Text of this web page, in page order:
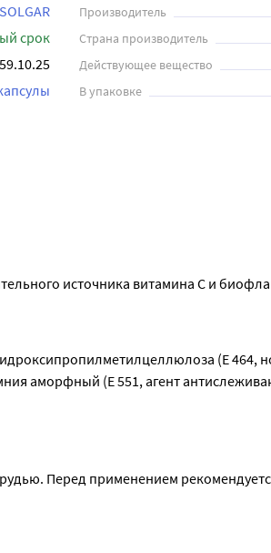
SOLGAR Производитель
срок Страна производитель
Действующее вещество
В упаковке
источника витамина С и
(Е 464,
аморфный (Е 551, агент
Перед применением